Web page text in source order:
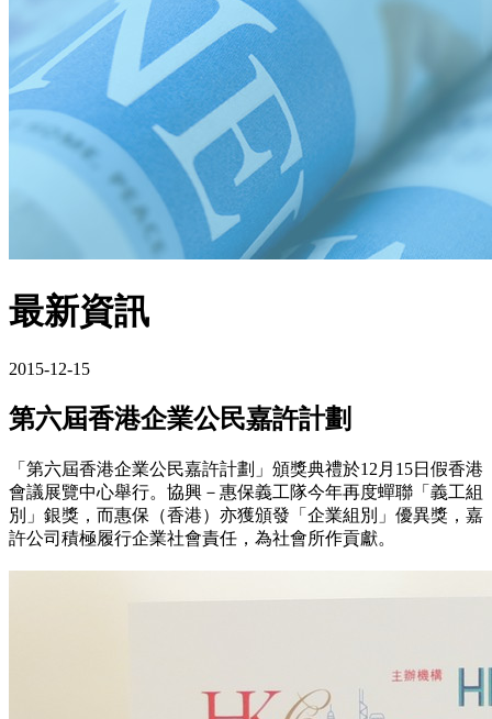
最新資訊
2015-12-15
第六屆香港企業公民嘉許計劃
「第六屆香港企業公民嘉許計劃」頒獎典禮於12月15日假香港
會議展覽中心舉行。協興－惠保義工隊今年再度蟬聯「義工組
別」銀獎，而惠保（香港）亦獲頒發「企業組別」優異獎，嘉
許公司積極履行企業社會責任，為社會所作貢獻。